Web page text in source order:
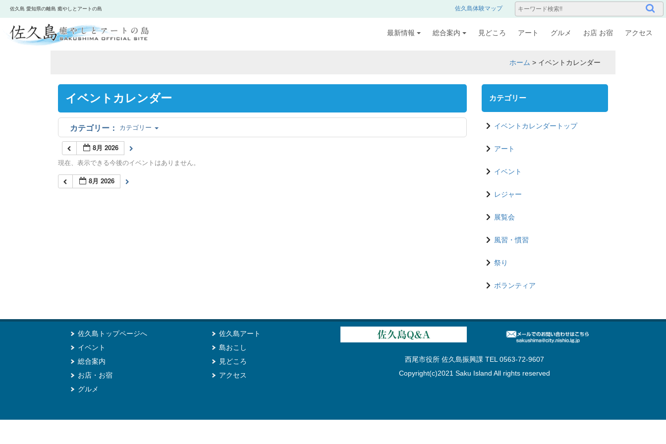
佐久島 愛知県の離島 癒やしとアートの島 佐久島体験マップ
最新情報 総合案内 見どころ アート グルメ お店 お宿 アクセス
ホーム > イベントカレンダー
イベントカレンダー
カテゴリー
8月 2026
現在、表示できる今後のイベントはありません。
8月 2026
カテゴリー
イベントカレンダートップ
アート
イベント
レジャー
展覧会
風習・慣習
祭り
ボランティア
佐久島トップページへ
イベント
総合案内
お店・お宿
グルメ
佐久島アート
島おこし
見どころ
アクセス
西尾市役所 佐久島振興課 TEL 0563-72-9607
Copyright(c)2021 Saku Island All rights reserved